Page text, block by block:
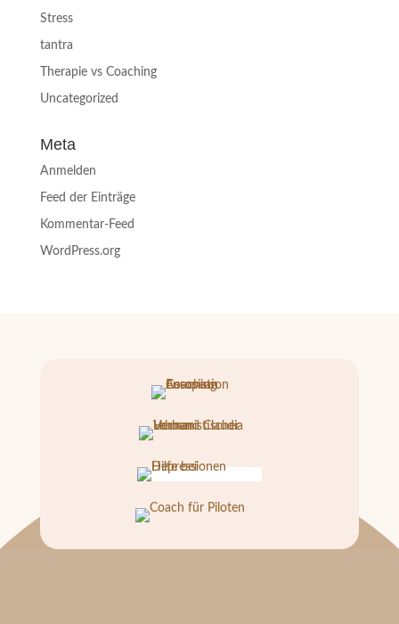
Stress
tantra
Therapie vs Coaching
Uncategorized
Meta
Anmelden
Feed der Einträge
Kommentar-Feed
WordPress.org